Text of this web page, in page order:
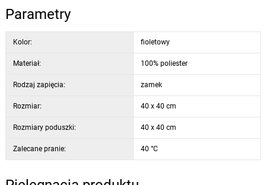
Parametry
Kolor: fioletowy
Materiał: 100% poliester
Rodzaj zapięcia: zamek
Rozmiar: 40 x 40 cm
Rozmiary poduszki: 40 x 40 cm
Zalecane pranie: 40 °C